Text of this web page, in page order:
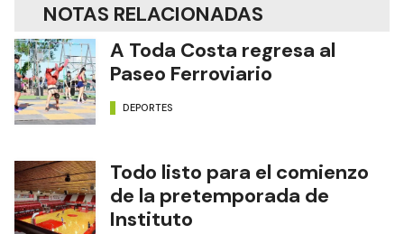
NOTAS RELACIONADAS
A Toda Costa regresa al
Paseo Ferroviario
DEPORTES
Todo listo para el comienzo
de la pretemporada de
Instituto